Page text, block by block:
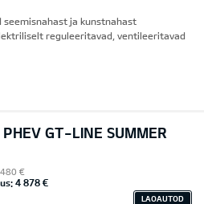
seemisnahast ja kunstnahast
reguleeritavad, ventileeritavad
GT-LINE SUMMER
€
4 878 €
LAOAUTOD